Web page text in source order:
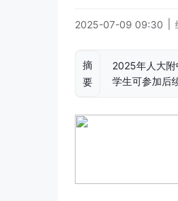
2025-07-09 09:30
摘
要
2025年人大附
学生可参加后